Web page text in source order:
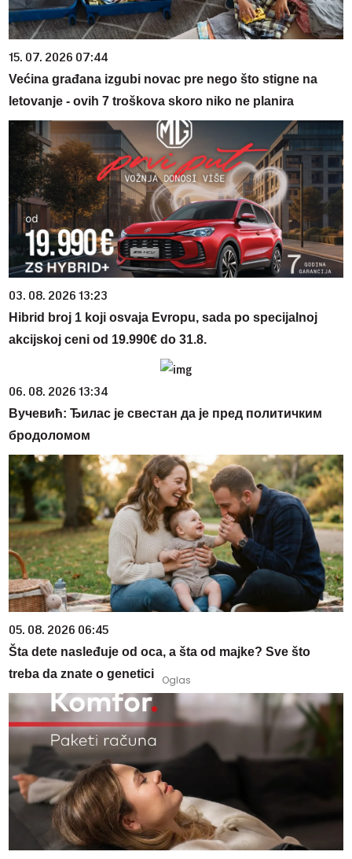
15. 07. 2026 07:44
Većina građana izgubi novac pre nego što stigne na
letovanje - ovih 7 troškova skoro niko ne planira
03. 08. 2026 13:23
Hibrid broj 1 koji osvaja Evropu, sada po specijalnoj
akcijskoj ceni od 19.990€ do 31.8.
06. 08. 2026 13:34
Вучевић: Ђилас је свестан да је пред политичким
бродоломом
05. 08. 2026 06:45
Šta dete nasleđuje od oca, a šta od majke? Sve što
treba da znate o genetici